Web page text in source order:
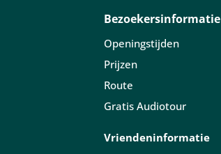
Bezoekersinformatie
Openingstijden
Prijzen
Route
Gratis Audiotour
Vriendeninformatie